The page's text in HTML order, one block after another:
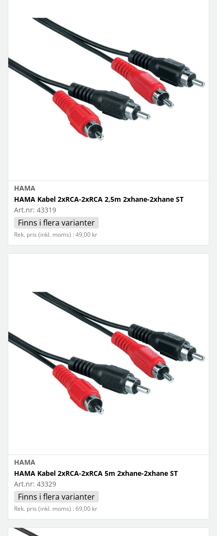
HAMA
HAMA Kabel 2xRCA-2xRCA 2,5m 2xhane-2xhane ST
Art.nr: 43319
Finns i flera varianter
Rek. pris (inkl. moms) : 49,00 kr
HAMA
HAMA Kabel 2xRCA-2xRCA 5m 2xhane-2xhane ST
Art.nr: 43329
Finns i flera varianter
Rek. pris (inkl. moms) : 69,00 kr